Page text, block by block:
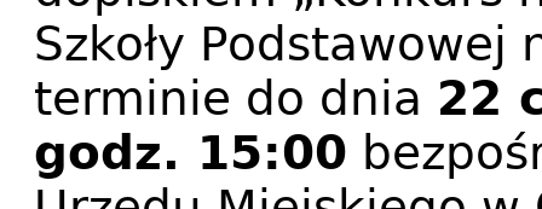
Szkoły Podstawowej
terminie do dnia 22
godz. 15:00